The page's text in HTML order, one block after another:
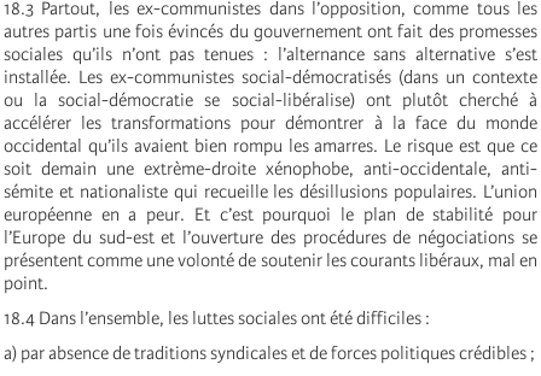
18.3 Partout, les ex-communistes dans l’opposition, comme tous les
autres partis une fois évincés du gouvernement ont fait des promesses
sociales qu’ils n’ont pas tenues : l’alternance sans alternative s’est
installée. Les ex-communistes social-démocratisés (dans un contexte
ou la social-démocratie se social-libéralise) ont plutôt cherché à
accélérer les transformations pour démontrer à la face du monde
occidental qu’ils avaient bien rompu les amarres. Le risque est que ce
soit demain une extrème-droite xénophobe, anti-occidentale, anti-
sémite et nationaliste qui recueille les désillusions populaires. L’union
européenne en a peur. Et c’est pourquoi le plan de stabilité pour
l’Europe du sud-est et l’ouverture des procédures de négociations se
présentent comme une volonté de soutenir les courants libéraux, mal en
point.
18.4 Dans l’ensemble, les luttes sociales ont été difficiles :
a) par absence de traditions syndicales et de forces politiques crédibles ;